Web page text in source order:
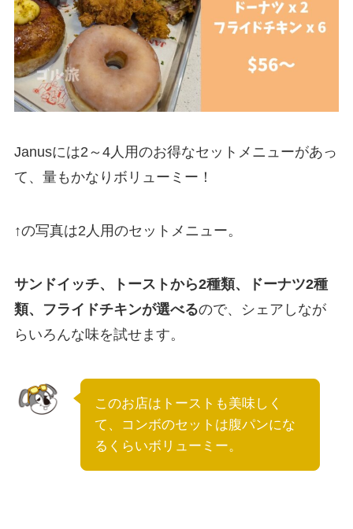
Janusには2～4人用のお得なセットメニューがあっ
て、量もかなりボリューミー！
↑の写真は2人用のセットメニュー。
サンドイッチ、トーストから2種類、ドーナツ2種
類、フライドチキンが選べるので、シェアしなが
らいろんな味を試せます。
このお店はトーストも美味しく
て、コンボのセットは腹パンにな
るくらいボリューミー。